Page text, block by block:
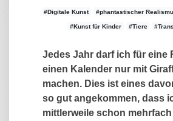
#Digitale Kunst #phantastischer
#Kunst für Kinder #Tiere
Jedes Jahr darf ich für eine
einen Kalender nur mit
machen. Dies ist eines
so gut angekommen, dass
mittlerweile schon